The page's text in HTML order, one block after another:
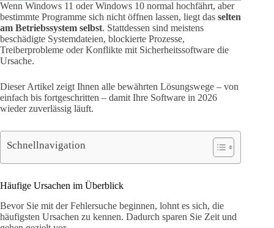
Wenn Windows 11 oder Windows 10 normal hochfährt, aber
bestimmte Programme sich nicht öffnen lassen, liegt das selten
am Betriebssystem selbst. Stattdessen sind meistens
beschädigte Systemdateien, blockierte Prozesse,
Treiberprobleme oder Konflikte mit Sicherheitssoftware die
Ursache.
Dieser Artikel zeigt Ihnen alle bewährten Lösungswege – von
einfach bis fortgeschritten – damit Ihre Software in 2026
wieder zuverlässig läuft.
Schnellnavigation
Häufige Ursachen im Überblick
Bevor Sie mit der Fehlersuche beginnen, lohnt es sich, die
häufigsten Ursachen zu kennen. Dadurch sparen Sie Zeit und